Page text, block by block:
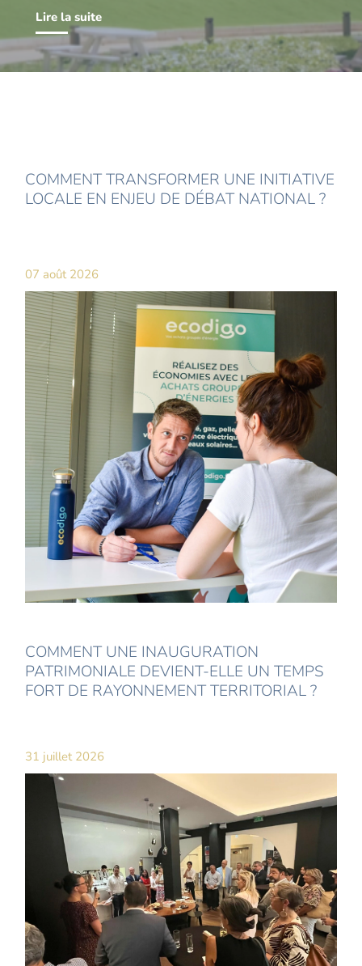
Lire la suite
COMMENT TRANSFORMER UNE INITIATIVE
LOCALE EN ENJEU DE DÉBAT NATIONAL ?
07 août 2026
COMMENT UNE INAUGURATION
PATRIMONIALE DEVIENT-ELLE UN TEMPS
FORT DE RAYONNEMENT TERRITORIAL ?
31 juillet 2026